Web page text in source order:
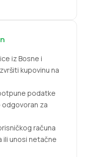
iz Bosne i
kupovinu na
podatke
odgovoran za
računa
ili unosi netačne